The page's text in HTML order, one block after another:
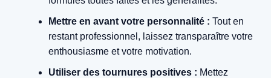
Mettre en avant votre personnalité : Tout en
restant professionnel, laissez transparaître votre
enthousiasme et votre motivation.
Utiliser des tournures positives : Mettez